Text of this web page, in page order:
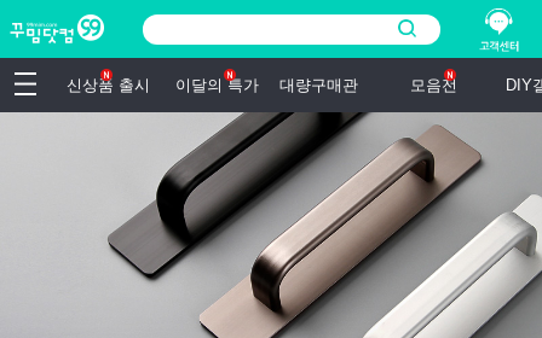
신상품 출시 이달의 특가 대량구매관 모음전 DIY